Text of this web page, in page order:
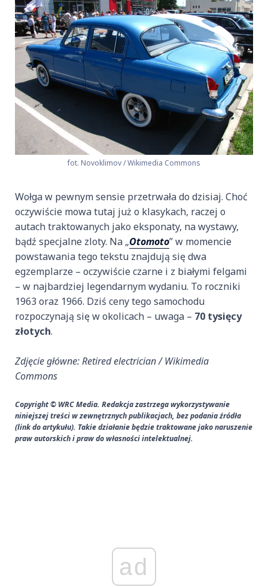
fot. Novoklimov / Wikimedia Commons
Wołga w pewnym sensie przetrwała do dzisiaj. Choć
oczywiście mowa tutaj już o klasykach, raczej o
autach traktowanych jako eksponaty, na wystawy,
bądź specjalne zloty. Na „Otomoto” w momencie
powstawania tego tekstu znajdują się dwa
egzemplarze – oczywiście czarne i z białymi felgami
– w najbardziej legendarnym wydaniu. To roczniki
1963 oraz 1966. Dziś ceny tego samochodu
rozpoczynają się w okolicach – uwaga – 70 tysięcy
złotych.
Zdjęcie główne: Retired electrician / Wikimedia
Commons
Copyright © WRC Media. Redakcja zastrzega wykorzystywanie
niniejszej treści w zewnętrznych publikacjach, bez podania źródła
(link do artykułu). Takie działanie będzie traktowane jako naruszenie
praw autorskich i praw do własności intelektualnej.
ad